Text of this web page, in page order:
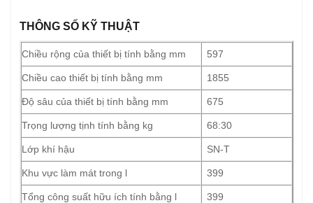
THÔNG SỐ KỸ THUẬT
Chiều rộng của thiết bị tính bằng mm 597
Chiều cao thiết bị tính bằng mm 1855
Độ sâu của thiết bị tính bằng mm 675
Trọng lượng tịnh tính bằng kg 68:30
Lớp khí hậu SN-T
Khu vực làm mát trong l 399
Tổng công suất hữu ích tính bằng l 399